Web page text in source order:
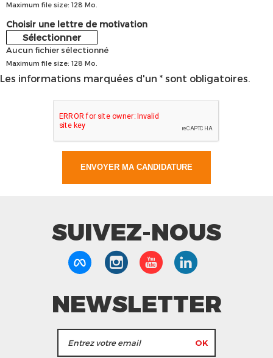
Maximum file size: 128 Mo.
Choisir une lettre de motivation
Sélectionner
Aucun fichier sélectionné
Maximum file size: 128 Mo.
Les informations marquées d'un * sont obligatoires.
SUIVEZ-NOUS
NEWSLETTER